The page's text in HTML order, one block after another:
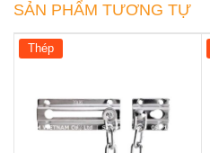
SẢN PHẨM TƯƠNG TỰ
Thép